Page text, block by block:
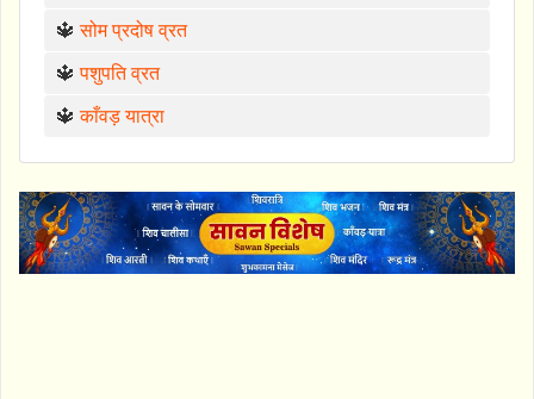
🔱सोम प्रदोष व्रत
🔱पशुपति व्रत
🔱काँवड़ यात्रा